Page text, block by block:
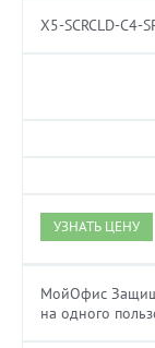
X5-SCRCLD-C4-
УЗНАТЬ ЦЕНУ
МойОфис
на одного